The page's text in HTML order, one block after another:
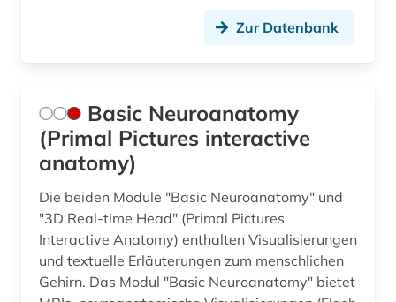
Zur Datenbank
Basic Neuroanatomy
(Primal Pictures interactive
anatomy)
Die beiden Module "Basic Neuroanatomy" und
"3D Real-time Head" (Primal Pictures
Interactive Anatomy) enthalten Visualisierungen
und textuelle Erläuterungen zum menschlichen
Gehirn. Das Modul "Basic Neuroanatomy" bietet